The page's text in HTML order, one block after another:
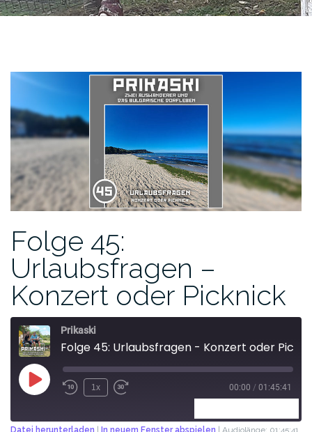
Folge 45:
Urlaubsfragen –
Konzert oder Picknick
Prikaski
1x 00:00 / 01:45:41